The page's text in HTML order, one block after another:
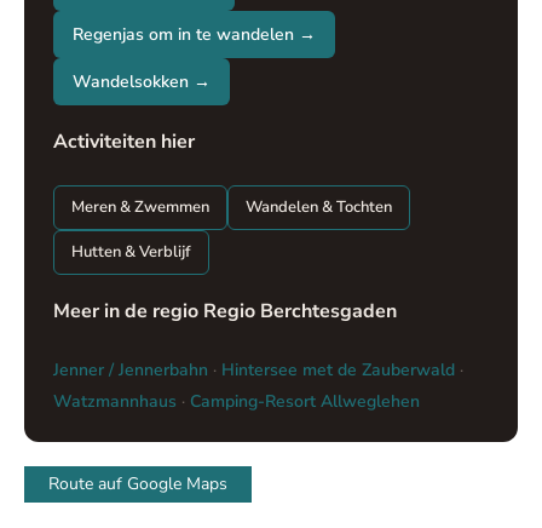
Regenjas om in te wandelen →
Wandelsokken →
Activiteiten hier
Meren & Zwemmen Wandelen & Tochten
Hutten & Verblijf
Meer in de regio Regio Berchtesgaden
Jenner / Jennerbahn · Hintersee met de Zauberwald ·
Watzmannhaus · Camping-Resort Allweglehen
Route auf Google Maps